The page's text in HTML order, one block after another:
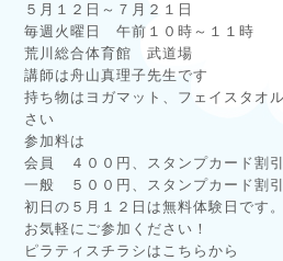
５月１２日～７月２１日
毎週火曜日 午前１０時～１１時
荒川総合体育館 武道場
講師は舟山真理子先生です
持ち物はヨガマット、フェイスタオ
さい
参加料は
会員 ４００円、スタンプカード割
一般 ５００円、スタンプカード割
初日の５月１２日は無料体験日です。
お気軽にご参加ください！
ピラティスチラシはこちらから